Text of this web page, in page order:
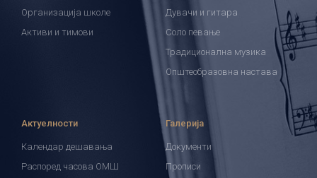
Организација школе
Активи и тимови
Дувачи и гитара
Соло певање
Традиционална музика
Општеобразовна настава
Актуелности
Календар дешавања
Распоред часова ОМШ
Галерија
Документи
Прописи